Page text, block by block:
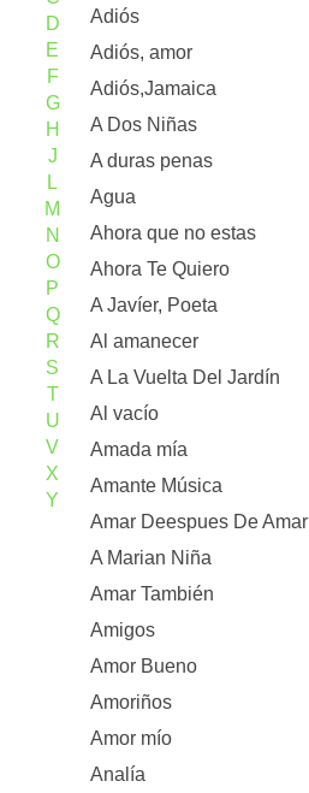
D
E
F
G
H
J
L
M
N
O
P
Q
R
S
T
U
V
X
Y
Adiós
Adiós, amor
Adiós,Jamaica
A Dos Niñas
A duras penas
Agua
Ahora que no estas
Ahora Te Quiero
A Javíer, Poeta
Al amanecer
A La Vuelta Del Jardín
Al vacío
Amada mía
Amante Música
Amar Deespues De Amar
A Marian Niña
Amar También
Amigos
Amor Bueno
Amoriños
Amor mío
Analía